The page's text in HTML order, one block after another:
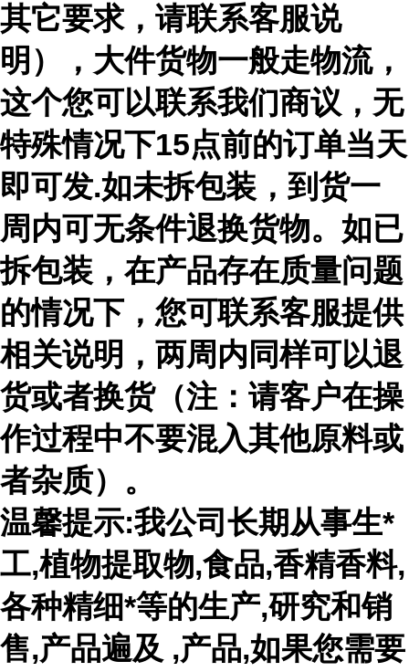
其它要求，请联系客服说
明），大件货物一般走物流，
这个您可以联系我们商议，无
特殊情况下15点前的订单当天
即可发.如未拆包装，到货一
周内可无条件退换货物。如已
拆包装，在产品存在质量问题
的情况下，您可联系客服提供
相关说明，两周内同样可以退
货或者换货（注：请客户在操
作过程中不要混入其他原料或
者杂质）。
温馨提示:我公司长期从事生*
工,植物提取物,食品,香精香料,
各种精细*等的生产,研究和销
售,产品遍及 ,产品,如果您需要